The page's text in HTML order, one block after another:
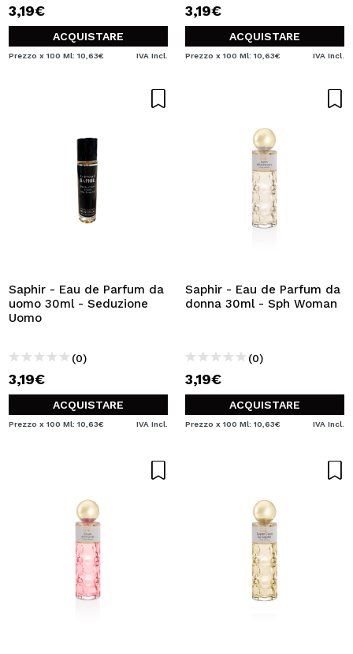
3,19€
ACQUISTARE
Prezzo x 100 Ml: 10,63€ IVA Incl.
3,19€
ACQUISTARE
Prezzo x 100 Ml: 10,63€ IVA Incl.
Saphir - Eau de Parfum da
uomo 30ml - Seduzione
Uomo
(0)
3,19€
ACQUISTARE
Prezzo x 100 Ml: 10,63€ IVA Incl.
Saphir - Eau de Parfum da
donna 30ml - Sph Woman
(0)
3,19€
ACQUISTARE
Prezzo x 100 Ml: 10,63€ IVA Incl.